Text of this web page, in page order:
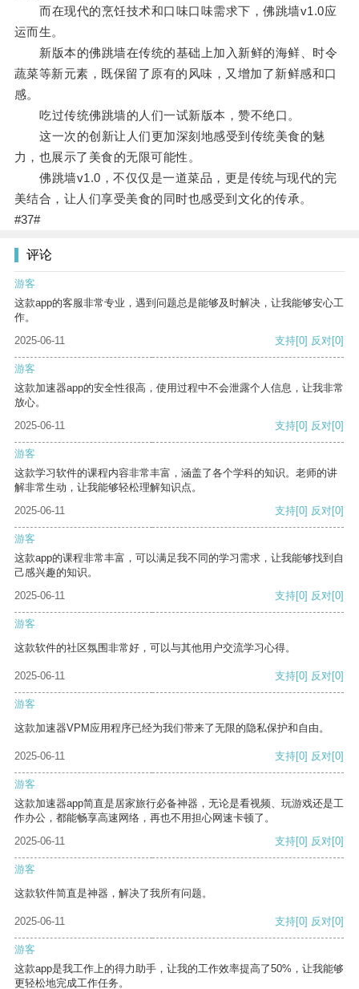
而在现代的烹饪技术和口味口味需求下，佛跳墙v1.0应
运而生。
新版本的佛跳墙在传统的基础上加入新鲜的海鲜、时令
蔬菜等新元素，既保留了原有的风味，又增加了新鲜感和口
感。
吃过传统佛跳墙的人们一试新版本，赞不绝口。
这一次的创新让人们更加深刻地感受到传统美食的魅
力，也展示了美食的无限可能性。
佛跳墙v1.0，不仅仅是一道菜品，更是传统与现代的完
美结合，让人们享受美食的同时也感受到文化的传承。
#37#
评论
游客
这款app的客服非常专业，遇到问题总是能够及时解决，让我能够安心工
作。
2025-06-11
支持[0] 反对[0]
游客
这款加速器app的安全性很高，使用过程中不会泄露个人信息，让我非常
放心。
2025-06-11
支持[0] 反对[0]
游客
这款学习软件的课程内容非常丰富，涵盖了各个学科的知识。老师的讲
解非常生动，让我能够轻松理解知识点。
2025-06-11
支持[0] 反对[0]
游客
这款app的课程非常丰富，可以满足我不同的学习需求，让我能够找到自
己感兴趣的知识。
2025-06-11
支持[0] 反对[0]
游客
这款软件的社区氛围非常好，可以与其他用户交流学习心得。
2025-06-11 支持[0] 反对[0]
游客
这款加速器VPM应用程序已经为我们带来了无限的隐私保护和自由。
2025-06-11 支持[0] 反对[0]
游客
这款加速器app简直是居家旅行必备神器，无论是看视频、玩游戏还是工
作办公，都能畅享高速网络，再也不用担心网速卡顿了。
2025-06-11
支持[0] 反对[0]
游客
这款软件简直是神器，解决了我所有问题。
2025-06-11 支持[0] 反对[0]
游客
这款app是我工作上的得力助手，让我的工作效率提高了50%，让我能够
更轻松地完成工作任务。